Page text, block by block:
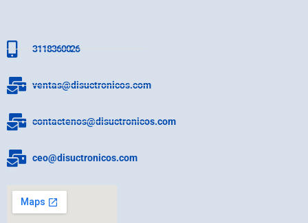
3118360026
ventas@disuctronicos.com
contactenos@disuctronicos.com
ceo@disuctronicos.com